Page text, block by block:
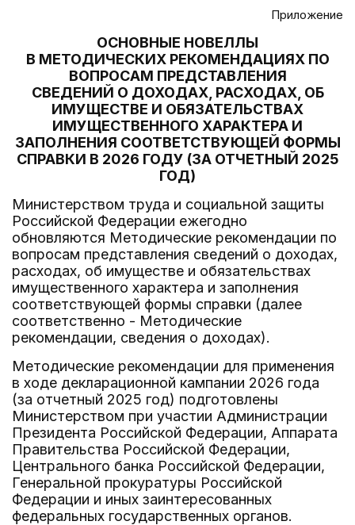
Приложение
ОСНОВНЫЕ НОВЕЛЛЫ
В МЕТОДИЧЕСКИХ РЕКОМЕНДАЦИЯХ ПО
ВОПРОСАМ ПРЕДСТАВЛЕНИЯ
СВЕДЕНИЙ О ДОХОДАХ, РАСХОДАХ, ОБ
ИМУЩЕСТВЕ И ОБЯЗАТЕЛЬСТВАХ
ИМУЩЕСТВЕННОГО ХАРАКТЕРА И
ЗАПОЛНЕНИЯ СООТВЕТСТВУЮЩЕЙ ФОРМЫ
СПРАВКИ В 2026 ГОДУ (ЗА ОТЧЕТНЫЙ 2025
ГОД)
Министерством труда и социальной защиты
Российской Федерации ежегодно
обновляются Методические рекомендации по
вопросам представления сведений о доходах,
расходах, об имуществе и обязательствах
имущественного характера и заполнения
соответствующей формы справки (далее
соответственно - Методические
рекомендации, сведения о доходах).
Методические рекомендации для применения
в ходе декларационной кампании 2026 года
(за отчетный 2025 год) подготовлены
Министерством при участии Администрации
Президента Российской Федерации, Аппарата
Правительства Российской Федерации,
Центрального банка Российской Федерации,
Генеральной прокуратуры Российской
Федерации и иных заинтересованных
федеральных государственных органов.